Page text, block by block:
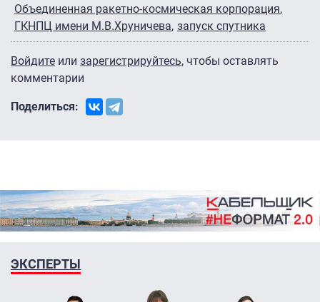
Объединенная ракетно-космическая корпорация
ГКНПЦ имени М.В.Хруничева запуск спутника
Войдите или зарегистрируйтесь, чтобы оставлять
комментарии
Поделиться:
ЭКСПЕРТЫ